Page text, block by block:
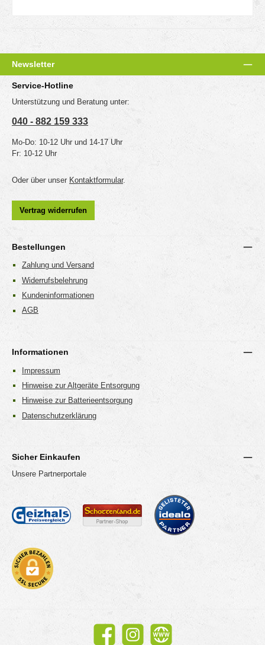
Newsletter
Service-Hotline
Unterstützung und Beratung unter:
040 - 882 159 333
Mo-Do: 10-12 Uhr und 14-17 Uhr
Fr: 10-12 Uhr
Oder über unser Kontaktformular.
Vertrag widerrufen
Bestellungen
Zahlung und Versand
Widerrufsbelehrung
Kundeninformationen
AGB
Informationen
Impressum
Hinweise zur Altgeräte Entsorgung
Hinweise zur Batterieentsorgung
Datenschutzerklärung
Sicher Einkaufen
Unsere Partnerportale
Facebook Instagram Website